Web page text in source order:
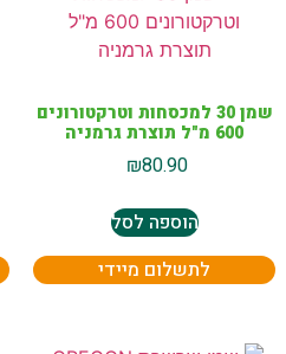
שמן 30 למכסחות וטרקטורונים
600 מ"ל תוצרת גרמניה
₪80.90
הוספה לסל
לתשלום מיידי